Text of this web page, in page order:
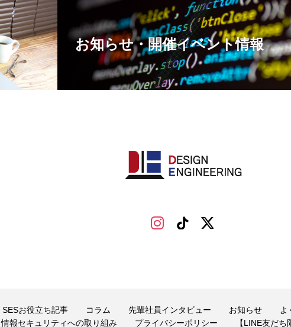
お知らせ・開催イベント情報
SESお役立ち記事 コラム 先輩社員インタビュー お知らせ
よ
情報セキュリティへの取り組み
プライバシーポリシー 【LINE友だ